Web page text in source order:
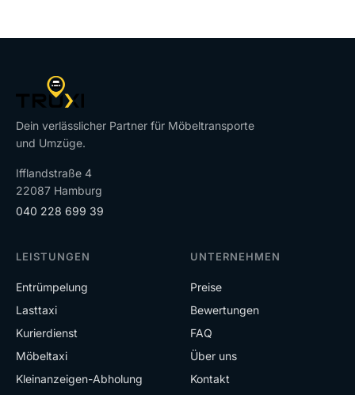
Dein verlässlicher Partner für Möbeltransporte
und Umzüge.
Ifflandstraße 4
22087 Hamburg
040 228 699 39
LEISTUNGEN
Entrümpelung
Lasttaxi
Kurierdienst
Möbeltaxi
Kleinanzeigen-Abholung
UNTERNEHMEN
Preise
Bewertungen
FAQ
Über uns
Kontakt